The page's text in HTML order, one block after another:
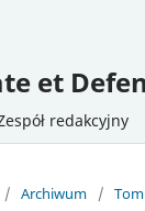
et
redakcyjny
/ Archiwum /